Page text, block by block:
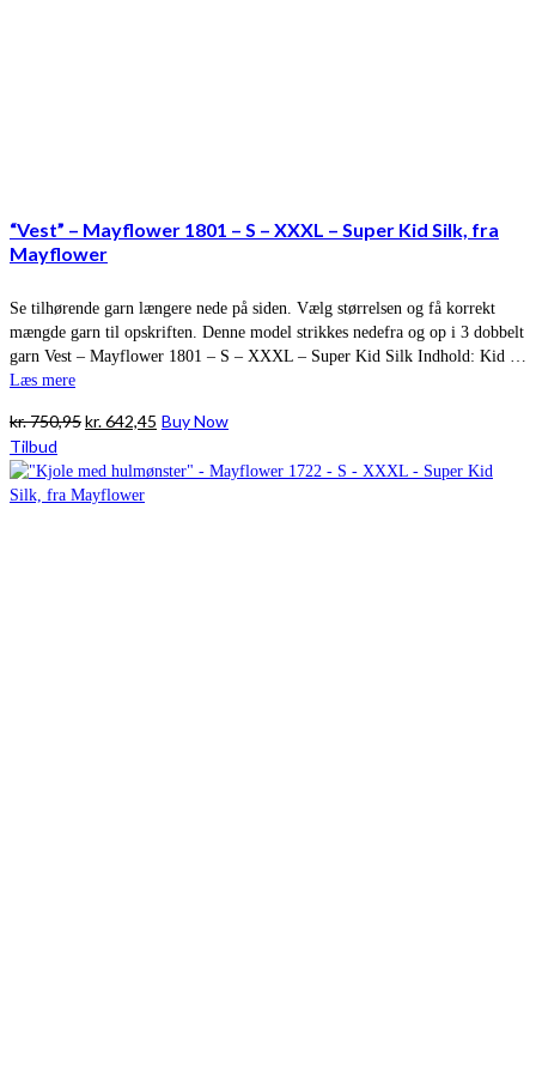
“Vest” – Mayflower 1801 – S – XXXL – Super Kid Silk, fra
Mayflower
Se tilhørende garn længere nede på siden. Vælg størrelsen og få korrekt
mængde garn til opskriften. Denne model strikkes nedefra og op i 3 dobbelt
garn Vest – Mayflower 1801 – S – XXXL – Super Kid Silk Indhold: Kid …
Læs mere
kr.750,95Den
pris
var:
kr.642,45 Den
pris
Buy Now
Tilbud